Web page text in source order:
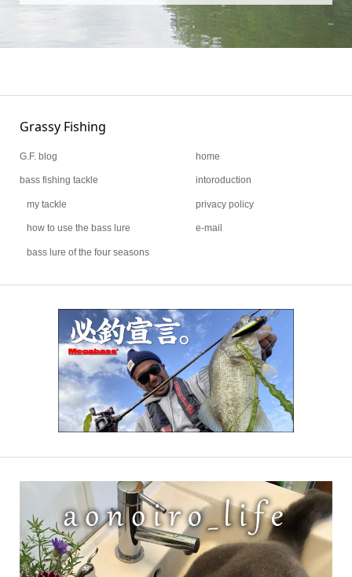
Grassy Fishing
G.F. blog
bass fishing tackle
my tackle
how to use the bass lure
bass lure of the four seasons
home
intoroduction
privacy policy
e-mail